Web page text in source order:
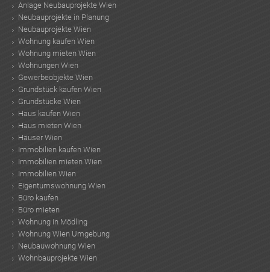
Anlage Neubauprojekte Wien
Neubauprojekte in Planung
Neubauprojekte Wien
Wohnung kaufen Wien
Wohnung mieten Wien
Wohnungen Wien
Gewerbeobjekte Wien
Grundstück kaufen Wien
Grundstücke Wien
Haus kaufen Wien
Haus mieten Wien
Häuser Wien
Immobilien kaufen Wien
Immobilien mieten Wien
Immobilien Wien
Eigentumswohnung Wien
Büro kaufen
Büro mieten
Wohnung in Mödling
Wohnung Wien Umgebung
Neubauwohnung Wien
Wohnbauprojekte Wien